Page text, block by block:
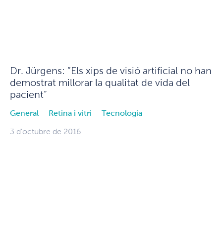
Dr. Jürgens: “Els xips de visió artificial no han
demostrat millorar la qualitat de vida del
pacient”
General Retina i vitri Tecnologia
3 d'octubre de 2016